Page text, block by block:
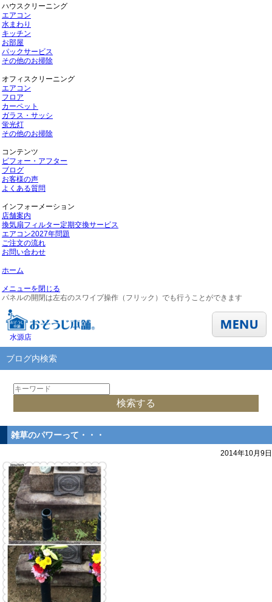
ハウスクリーニング
エアコン
水まわり
キッチン
お部屋
パックサービス
その他のお掃除
オフィスクリーニング
エアコン
フロア
カーペット
ガラス・サッシ
蛍光灯
その他のお掃除
コンテンツ
ビフォー・アフター
ブログ
お客様の声
よくある質問
インフォーメーション
店舗案内
換気扇フィルター定期交換サービス
エアコン2027年問題
ご注文の流れ
お問い合わせ
ホーム
メニューを閉じる
パネルの開閉は左右のスワイプ操作（フリック）でも行うことができます
水源店
ブログ内検索
雑草のパワーって・・・
2014年10月9日